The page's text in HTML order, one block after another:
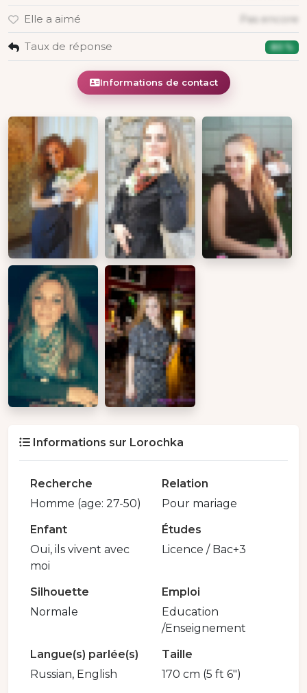
Elle a aimé Pas encore
Taux de réponse 80 %
Informations de contact
Informations sur Lorochka
Recherche
Homme (age: 27-50)
Relation
Pour mariage
Enfant
Oui, ils vivent avec
moi
Études
Licence / Bac+3
Silhouette
Normale
Emploi
Education
/Enseignement
Langue(s) parlée(s)
Russian, English
Taille
170 cm (5 ft 6")